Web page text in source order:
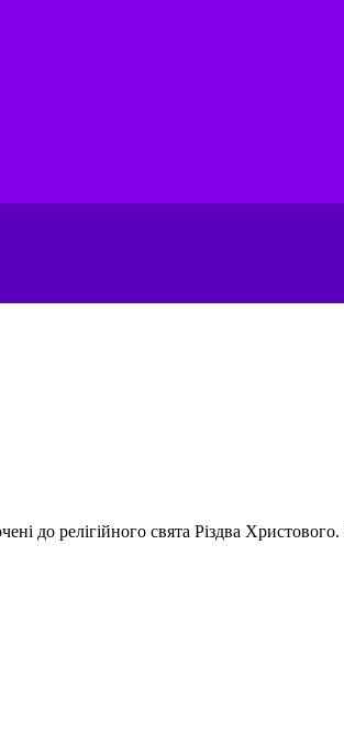
до релігійного свята Різдва